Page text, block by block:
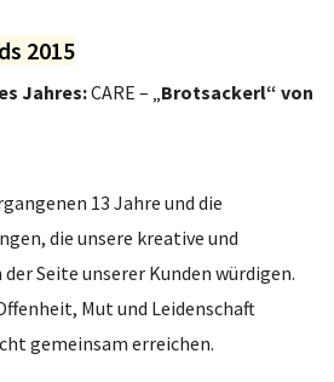
2015
Jahres:CARE – „ Brotsackerl“ von
13 Jahre und die
die unsere kreative und
Seite unserer Kunden würdigen.
Mut und Leidenschaft
gemeinsam erreichen.